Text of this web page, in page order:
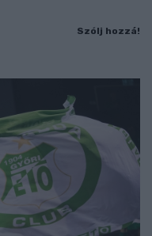
Szólj hozzá!